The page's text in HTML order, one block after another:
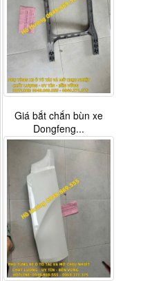
Giá bắt chắn bùn xe
Dongfeng...